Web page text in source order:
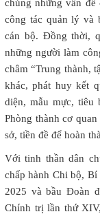
chủng những vấn
công tác quản lý và
cán bộ. Đồng thời,
những người làm
châm “Trung thành,
khác, phát huy kết
diện, mẫu mực, tiêu
Phòng thành cơ
sở, tiền đề để hoàn
Với tinh thần dân
chấp hành Chi bộ,
2025 và bầu Đoàn
Chính trị lần thứ